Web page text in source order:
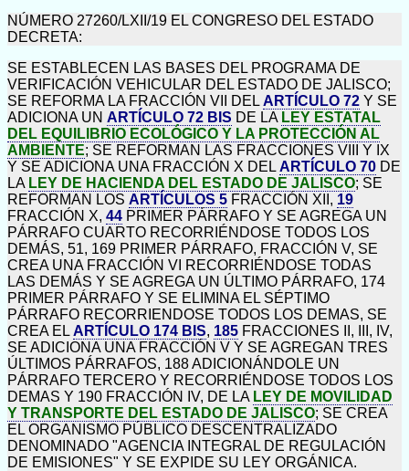
NÚMERO 27260/LXII/19 EL CONGRESO DEL ESTADO
DECRETA:
SE ESTABLECEN LAS BASES DEL PROGRAMA DE
VERIFICACIÓN VEHICULAR DEL ESTADO DE JALISCO;
SE REFORMA LA FRACCIÓN VII DEL ARTÍCULO 72 Y SE
ADICIONA UN ARTÍCULO 72 BIS DE LA LEY ESTATAL
DEL EQUILIBRIO ECOLÓGICO Y LA PROTECCIÓN AL
AMBIENTE; SE REFORMAN LAS FRACCIONES VIII Y IX
Y SE ADICIONA UNA FRACCIÓN X DEL ARTÍCULO 70 DE
LA LEY DE HACIENDA DEL ESTADO DE JALISCO; SE
REFORMAN LOS ARTÍCULOS 5 FRACCIÓN XII, 19
FRACCIÓN X, 44 PRIMER PÁRRAFO Y SE AGREGA UN
PÁRRAFO CUARTO RECORRIÉNDOSE TODOS LOS
DEMÁS, 51, 169 PRIMER PÁRRAFO, FRACCIÓN V, SE
CREA UNA FRACCIÓN VI RECORRIÉNDOSE TODAS
LAS DEMÁS Y SE AGREGA UN ÚLTIMO PÁRRAFO, 174
PRIMER PÁRRAFO Y SE ELIMINA EL SÉPTIMO
PÁRRAFO RECORRIENDOSE TODOS LOS DEMAS, SE
CREA EL ARTÍCULO 174 BIS, 185 FRACCIONES II, III, IV,
SE ADICIONA UNA FRACCIÓN V Y SE AGREGAN TRES
ÚLTIMOS PÁRRAFOS, 188 ADICIONÁNDOLE UN
PÁRRAFO TERCERO Y RECORRIÉNDOSE TODOS LOS
DEMAS Y 190 FRACCIÓN IV, DE LA LEY DE MOVILIDAD
Y TRANSPORTE DEL ESTADO DE JALISCO; SE CREA
EL ORGANISMO PÚBLICO DESCENTRALIZADO
DENOMINADO "AGENCIA INTEGRAL DE REGULACIÓN
DE EMISIONES" Y SE EXPIDE SU LEY ORGÁNICA.